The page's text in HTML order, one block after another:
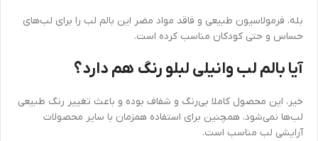
بله، فرمولاسیون طبیعی و فاقد مواد مضر این بالم لب را برای لب‌های
حساس و حتی کودکان مناسب کرده است.
آیا بالم لب وانیلی لبلو رنگ هم دارد؟
خیر، این محصول کاملا بی‌رنگ و شفاف بوده و باعث تغییر رنگ طبیعی
لب‌ها نمی‌شود، همچنین برای استفاده همزمان با سایر محصولات
آرایشی لب مناسب است.